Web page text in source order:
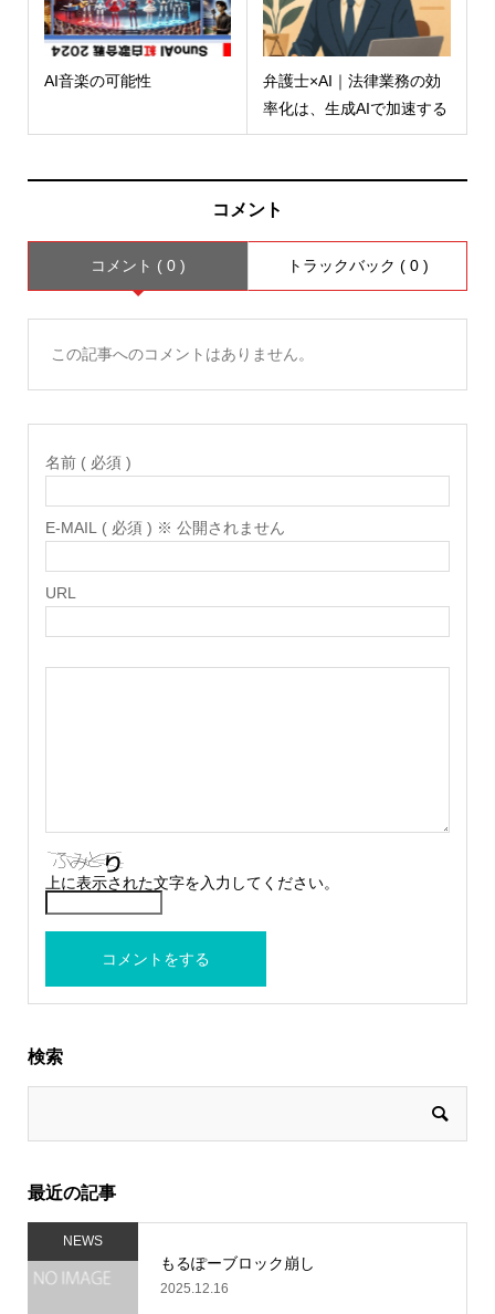
AI音楽の可能性
弁護士×AI｜法律業務の効
率化は、生成AIで加速する
コメント
コメント ( 0 ) トラックバック ( 0 )
この記事へのコメントはありません。
名前 ( 必須 )
E-MAIL ( 必須 ) ※ 公開されません
URL
上に表示された文字を入力してください。
検索
最近の記事
もるぽーブロック崩し
2025.12.16
NEWS